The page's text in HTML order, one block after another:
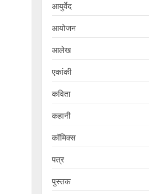
आयुर्वेद
आयोजन
आलेख
एकांकी
कविता
कहानी
कॉमिक्स
पत्र
पुस्तक